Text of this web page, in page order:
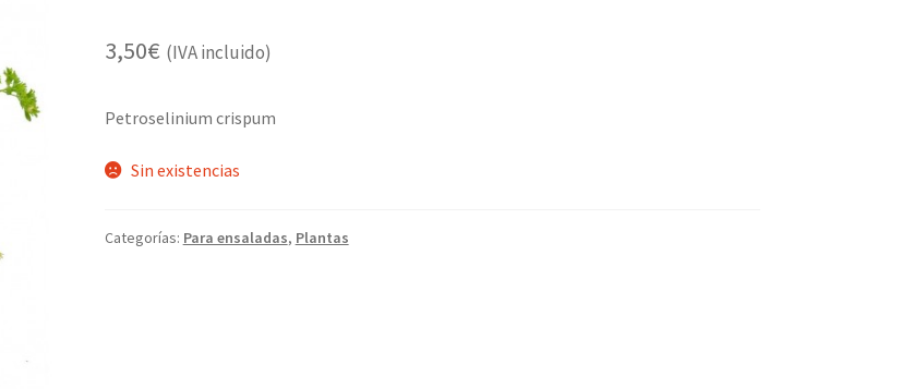
3,50€ (IVA incluido)
Petroselinium crispum
Sin existencias
Categorías: Para ensaladas, Plantas